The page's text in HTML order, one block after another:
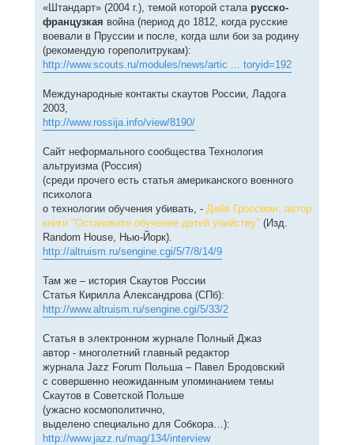
«Штандарт» (2004 г.), темой которой стала русско-
французкая война (период до 1812, когда русские
воевали в Пруссии и после, когда шли бои за родину
(рекомендую гореполитрукам):
http://www.scouts.ru/modules/news/artic ... toryid=192
Международные контакты скаутов России, Ладога
2003,
http://www.rossija.info/view/8190/
Сайт неформального сообщества Технология
альтруизма (Россия)
(среди прочего есть статья американского военного
психолога
о технологии обучения убивать, - Дейв Гроссман, автор
книги "Остановите обучение детей убийству" (Изд.
Random House, Нью-Йорк).
http://altruism.ru/sengine.cgi/5/7/8/14/9
Там же – история Скаутов России
Статья Кирилла Александрова (СПб):
http://www.altruism.ru/sengine.cgi/5/33/2
Статья в электронном журнале Полный Джаз
автор - многолетний главный редактор
журнала Jazz Forum Польша – Павел Бродовский
с совершенно неожиданным упоминанием темы
Скаутов в Советской Польше
(ужасно космополитично,
выделено специально для Собкора…):
http://www.jazz.ru/mag/134/interview